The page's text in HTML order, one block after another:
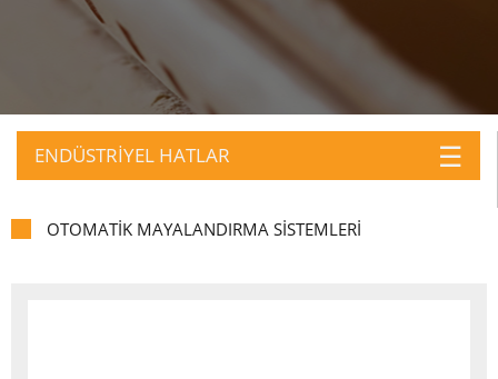
ENDÜSTRİYEL HATLAR ☰
OTOMATİK MAYALANDIRMA SİSTEMLERİ